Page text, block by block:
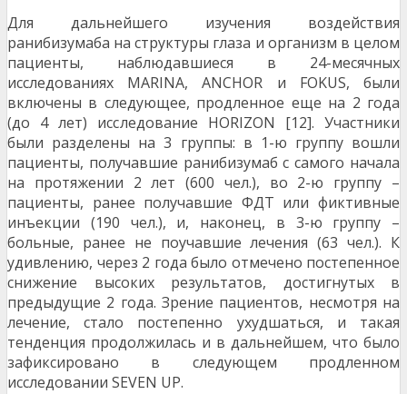
Для дальнейшего изучения воздействия
ранибизумаба на структуры глаза и организм в целом
пациенты, наблюдавшиеся в 24-месячных
исследованиях MARINA, ANCHOR и FOKUS, были
включены в следующее, продленное еще на 2 года
(до 4 лет) исследование HORIZON [12]. Участники
были разделены на 3 группы: в 1-ю группу вошли
пациенты, получавшие ранибизумаб с самого начала
на протяжении 2 лет (600 чел.), во 2-ю группу –
пациенты, ранее получавшие ФДТ или фиктивные
инъекции (190 чел.), и, наконец, в 3-ю группу –
больные, ранее не поучавшие лечения (63 чел.). К
удивлению, через 2 года было отмечено постепенное
снижение высоких результатов, достигнутых в
предыдущие 2 года. Зрение пациентов, несмотря на
лечение, стало постепенно ухудшаться, и такая
тенденция продолжилась и в дальнейшем, что было
зафиксировано в следующем продленном
исследовании SEVEN UP.